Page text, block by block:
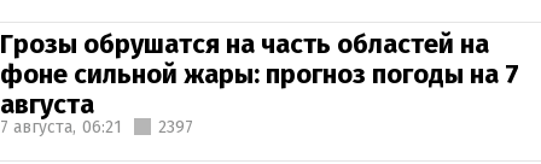
Грозы обрушатся на часть областей на
фоне сильной жары: прогноз погоды на 7
августа
7 августа, 06:21 2397